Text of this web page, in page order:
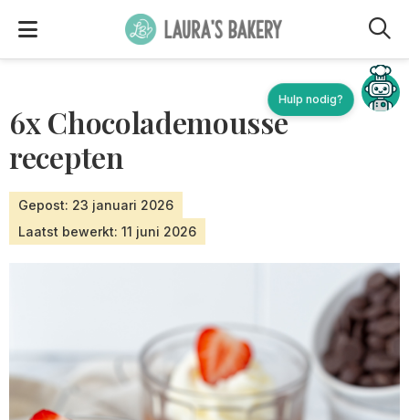
6x Chocolademousse
recepten
Gepost: 23 januari 2026
Laatst bewerkt: 11 juni 2026
Hulp nodig?